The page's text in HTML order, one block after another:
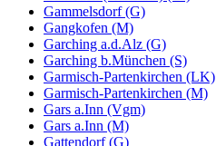
Gammelsdorf (G)
Gangkofen (M)
Garching a.d.Alz (G)
Garching b.München (S)
Garmisch-Partenkirchen (LK)
Garmisch-Partenkirchen (M)
Gars a.Inn (Vgm)
Gars a.Inn (M)
Gattendorf (G)